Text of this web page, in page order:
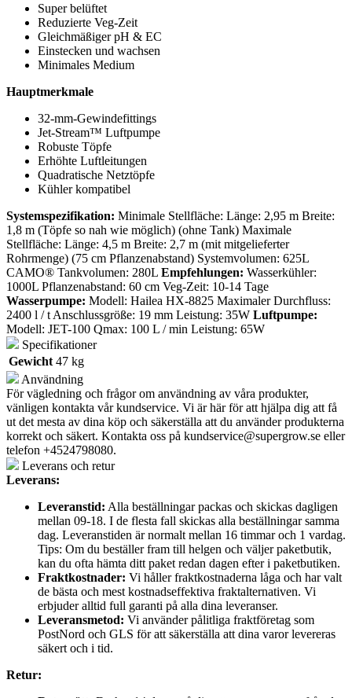
Super belüftet
Reduzierte Veg-Zeit
Gleichmäßiger pH & EC
Einstecken und wachsen
Minimales Medium
Hauptmerkmale
32-mm-Gewindefittings
Jet-Stream™ Luftpumpe
Robuste Töpfe
Erhöhte Luftleitungen
Quadratische Netztöpfe
Kühler kompatibel
Systemspezifikation: Minimale Stellfläche: Länge: 2,95 m Breite:
1,8 m (Töpfe so nah wie möglich) (ohne Tank) Maximale
Stellfläche: Länge: 4,5 m Breite: 2,7 m (mit mitgelieferter
Rohrmenge) (75 cm Pflanzenabstand) Systemvolumen: 625L
CAMO® Tankvolumen: 280L Empfehlungen: Wasserkühler:
1000L Pflanzenabstand: 60 cm Veg-Zeit: 10-14 Tage
Wasserpumpe: Modell: Hailea HX-8825 Maximaler Durchfluss:
2400 l / t Anschlussgröße: 19 mm Leistung: 35W Luftpumpe:
Modell: JET-100 Qmax: 100 L / min Leistung: 65W
Specifikationer
Gewicht 47 kg
Användning
För vägledning och frågor om användning av våra produkter,
vänligen kontakta vår kundservice. Vi är här för att hjälpa dig att få
ut det mesta av dina köp och säkerställa att du använder produkterna
korrekt och säkert. Kontakta oss på kundservice@supergrow.se eller
telefon +4524798080.
Leverans och retur
Leverans:
Leveranstid: Alla beställningar packas och skickas dagligen
mellan 09-18. I de flesta fall skickas alla beställningar samma
dag. Leveranstiden är normalt mellan 16 timmar och 1 vardag.
Tips: Om du beställer fram till helgen och väljer paketbutik,
kan du ofta hämta ditt paket redan dagen efter i paketbutiken.
Fraktkostnader: Vi håller fraktkostnaderna låga och har valt
de bästa och mest kostnadseffektiva fraktalternativen. Vi
erbjuder alltid full garanti på alla dina leveranser.
Leveransmetod: Vi använder pålitliga fraktföretag som
PostNord och GLS för att säkerställa att dina varor levereras
säkert och i tid.
Retur: